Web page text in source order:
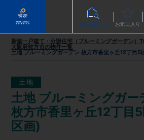
物件を探す お気に入り
新築一戸建て・分譲住宅（ブルーミングガーデン）
大阪府枚方市の物件一覧
土地 ブルーミングガーデン 枚方市香里ヶ丘12丁目5
土地
土地 ブルーミングガー
枚方市香里ヶ丘12丁目
区画)